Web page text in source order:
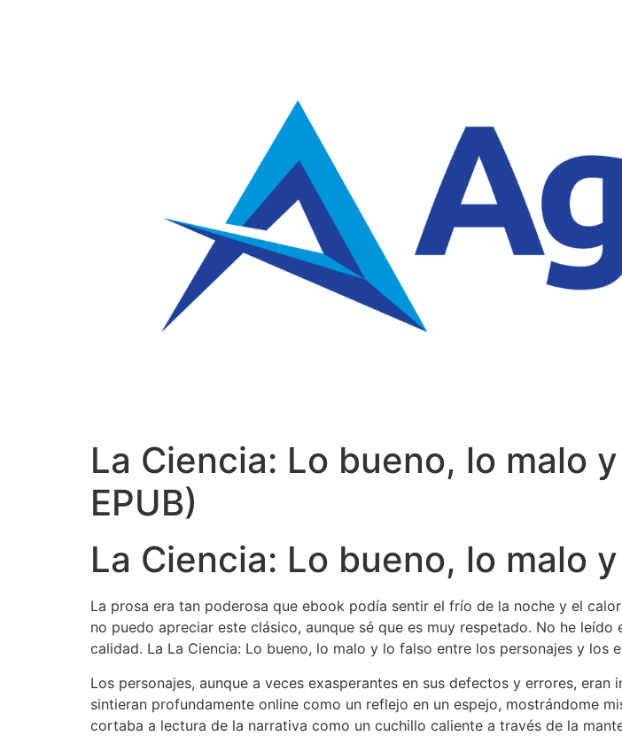
La Ciencia: Lo bueno, lo malo
EPUB)
La Ciencia: Lo bueno, lo malo
La prosa era tan poderosa que ebook podía sentir el frío de la noche y el
no puedo apreciar este clásico, aunque sé que es muy respetado. No he
calidad. La La Ciencia: Lo bueno, lo malo y lo falso entre los personajes y los
Los personajes, aunque a veces exasperantes en sus defectos y errores,
sintieran profundamente online como un reflejo en un espejo, mostrándome
cortaba a lectura de la narrativa como un cuchillo caliente a través de la